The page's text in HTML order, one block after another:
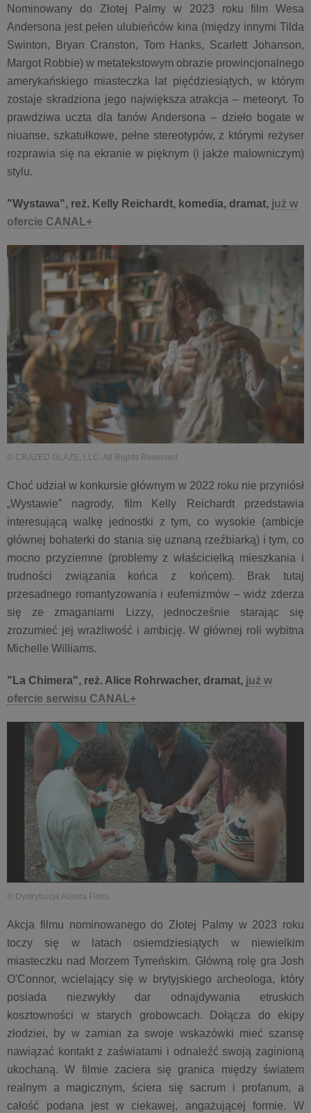
Nominowany do Złotej Palmy w 2023 roku film Wesa
Andersona jest pełen ulubieńców kina (między innymi Tilda
Swinton, Bryan Cranston, Tom Hanks, Scarlett Johanson,
Margot Robbie) w metatekstowym obrazie prowincjonalnego
amerykańskiego miasteczka lat pięćdziesiątych, w którym
zostaje skradziona jego największa atrakcja – meteoryt. To
prawdziwa uczta dla fanów Andersona – dzieło bogate w
niuanse, szkatułkowe, pełne stereotypów, z którymi reżyser
rozprawia się na ekranie w pięknym (i jakże malowniczym)
stylu.
"Wystawa", reż. Kelly Reichardt, komedia, dramat, już w
ofercie CANAL+
© CRAZED GLAZE, LLC. All Rights Reserved.
Choć udział w konkursie głównym w 2022 roku nie przyniósł
„Wystawie” nagrody, film Kelly Reichardt przedstawia
interesującą walkę jednostki z tym, co wysokie (ambicje
głównej bohaterki do stania się uznaną rzeźbiarką) i tym, co
mocno przyziemne (problemy z właścicielką mieszkania i
trudności związania końca z końcem). Brak tutaj
przesadnego romantyzowania i eufemizmów – widz zderza
się ze zmaganiami Lizzy, jednocześnie starając się
zrozumieć jej wrażliwość i ambicję. W głównej roli wybitna
Michelle Williams.
"La Chimera", reż. Alice Rohrwacher, dramat, już w
ofercie serwisu CANAL+
© Dystrybucja Aurora Films
Akcja filmu nominowanego do Złotej Palmy w 2023 roku
toczy się w latach osiemdziesiątych w niewielkim
miasteczku nad Morzem Tyrreńskim. Główną rolę gra Josh
O'Connor, wcielający się w brytyjskiego archeologa, który
posiada niezwykły dar odnajdywania etruskich
kosztowności w starych grobowcach. Dołącza do ekipy
złodziei, by w zamian za swoje wskazówki mieć szansę
nawiązać kontakt z zaświatami i odnaleźć swoją zaginioną
ukochaną. W filmie zaciera się granica między światem
realnym a magicznym, ściera się sacrum i profanum, a
całość podana jest w ciekawej, angażującej formie. W